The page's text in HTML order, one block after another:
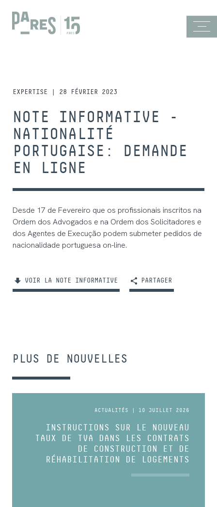
EXPERTISE | 28 FÉVRIER 2023
NOTE INFORMATIVE -
NATIONALITÉ
PORTUGAISE: DEMANDE
EN LIGNE
Desde 17 de Fevereiro que os profissionais inscritos na
Ordem dos Advogados e na Ordem dos Solicitadores e
dos Agentes de Execução podem submeter pedidos de
nacionalidade portuguesa on-line.
VOIR LA NOTE INFORMATIVE PARTAGER
PLUS DE NOUVELLES
ACTUALITÉS | 10 JUILLET 2026
INSTRUCTIONS SUR LE NOUVEAU
TAUX DE TVA DANS LES CONTRATS
DE CONSTRUCTION ET DE
RÉHABILITATION DE LOGEMENTS